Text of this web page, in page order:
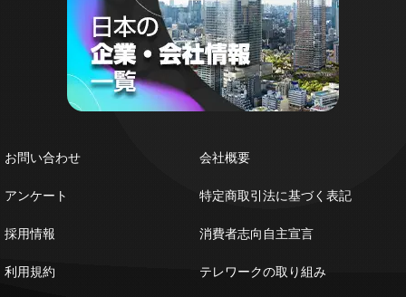
お問い合わせ
アンケート
採用情報
利用規約
会社概要
特定商取引法に基づく表記
消費者志向自主宣言
テレワークの取り組み